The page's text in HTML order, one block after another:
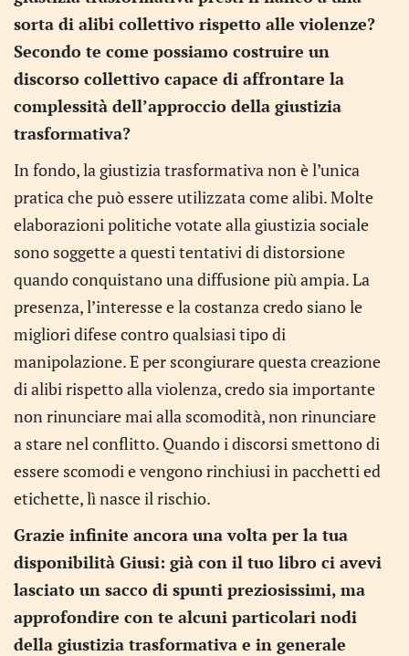
sorta di alibi collettivo rispetto alle violenze?
Secondo te come possiamo costruire un
discorso collettivo capace di affrontare la
complessità dell’approccio della giustizia
trasformativa?
In fondo, la giustizia trasformativa non è l’unica
pratica che può essere utilizzata come alibi. Molte
elaborazioni politiche votate alla giustizia sociale
sono soggette a questi tentativi di distorsione
quando conquistano una diffusione più ampia. La
presenza, l’interesse e la costanza credo siano le
migliori difese contro qualsiasi tipo di
manipolazione. E per scongiurare questa creazione
di alibi rispetto alla violenza, credo sia importante
non rinunciare mai alla scomodità, non rinunciare
a stare nel conflitto. Quando i discorsi smettono di
essere scomodi e vengono rinchiusi in pacchetti ed
etichette, lì nasce il rischio.
Grazie infinite ancora una volta per la tua
disponibilità Giusi: già con il tuo libro ci avevi
lasciato un sacco di spunti preziosissimi, ma
approfondire con te alcuni particolari nodi
della giustizia trasformativa e in generale